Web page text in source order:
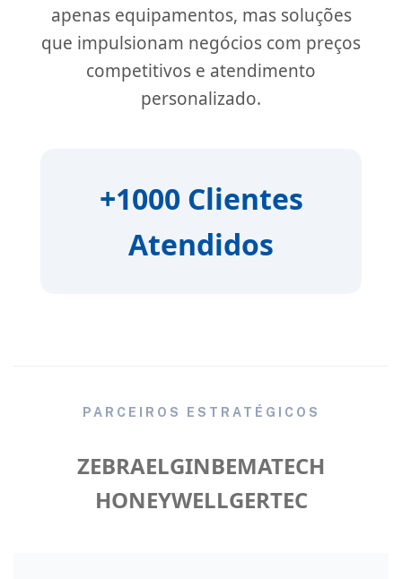
apenas equipamentos, mas soluções
que impulsionam negócios com preços
competitivos e atendimento
personalizado.
+1000 Clientes
Atendidos
PARCEIROS ESTRATÉGICOS
ZEBRAELGINBEMATECH
HONEYWELLGERTEC